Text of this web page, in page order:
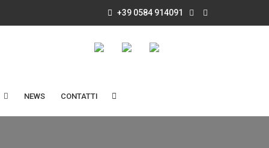
+39 0584 914091
NEWS CONTATTI